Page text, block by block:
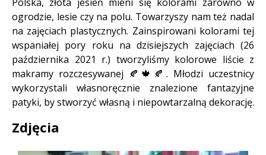
ogrodzie, lesie czy na polu. Towarzyszy nam też nadal
na zajęciach plastycznych. Zainspirowani kolorami tej
wspaniałej pory roku na dzisiejszych zajęciach (26
października 2021 r.) tworzyliśmy kolorowe liście z
makramy rozczesywanej 🍂🍁🍂. Młodzi uczestnicy
wykorzystali własnoręcznie znalezione fantazyjne
patyki, by stworzyć własną i niepowtarzalną dekorację.
Zdjęcia